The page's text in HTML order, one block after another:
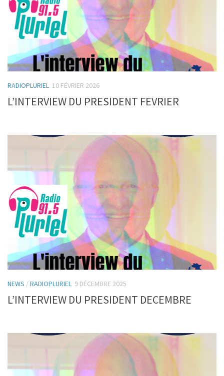
RADIOPLURIEL 10 FÉVRIER 2026
L’INTERVIEW DU PRESIDENT FEVRIER
NEWS /RADIOPLURIEL 9 DÉCEMBRE 2025
L’INTERVIEW DU PRESIDENT DECEMBRE